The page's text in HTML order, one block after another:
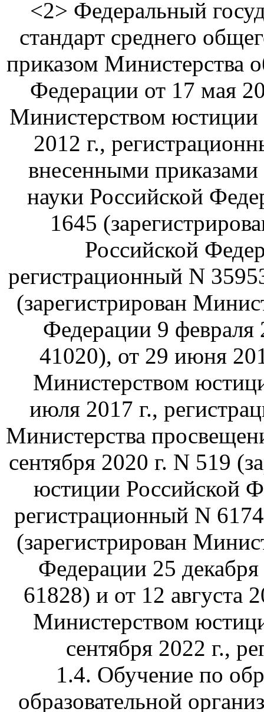
<2> Федеральный
стандарт среднего
приказом Министерства
Федерации от 17 мая
Министерством
2012 г.,
внесенными
науки Российской
1645
Российской
регистрационный N
(зарегистрирован
Федерации 9 февраля
41020), от 29 июня
Министерством
июля 2017 г.,
Министерства
сентября 2020 г. N 519
юстиции Российской
регистрационный N
(зарегистрирован
Федерации 25
61828) и от 12 августа
Министерством
сентября 2022 г.,
1.4. Обучение по
образовательной